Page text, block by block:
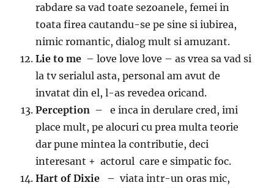
rabdare sa vad toate sezoanele, femei in
toata firea cautandu-se pe sine si iubirea,
nimic romantic, dialog mult si amuzant.
Lie to me – love love love – as vrea sa vad si
la tv serialul asta, personal am avut de
invatat din el, l-as revedea oricand.
Perception – e inca in derulare cred, imi
place mult, pe alocuri cu prea multa teorie
dar pune mintea la contributie, deci
interesant + actorul care e simpatic foc.
Hart of Dixie – viata intr-un oras mic,